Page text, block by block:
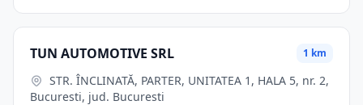
TUN AUTOMOTIVE SRL 1 km
Bucuresti, jud. Bucuresti